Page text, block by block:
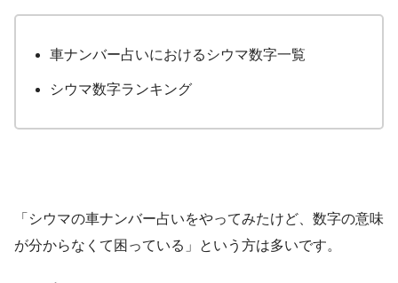
車ナンバー占いにおけるシウマ数字一覧
シウマ数字ランキング
「シウマの車ナンバー占いをやってみたけど、数字の意味
が分からなくて困っている」という方は多いです。